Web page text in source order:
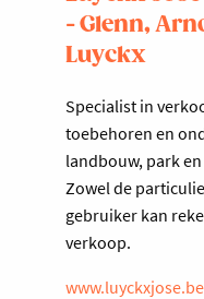
- Glenn,
Luyckx
Specialist in
toebehoren en
landbouw, park
Zowel de
gebruiker kan
verkoop.
www.luyckxjose.be